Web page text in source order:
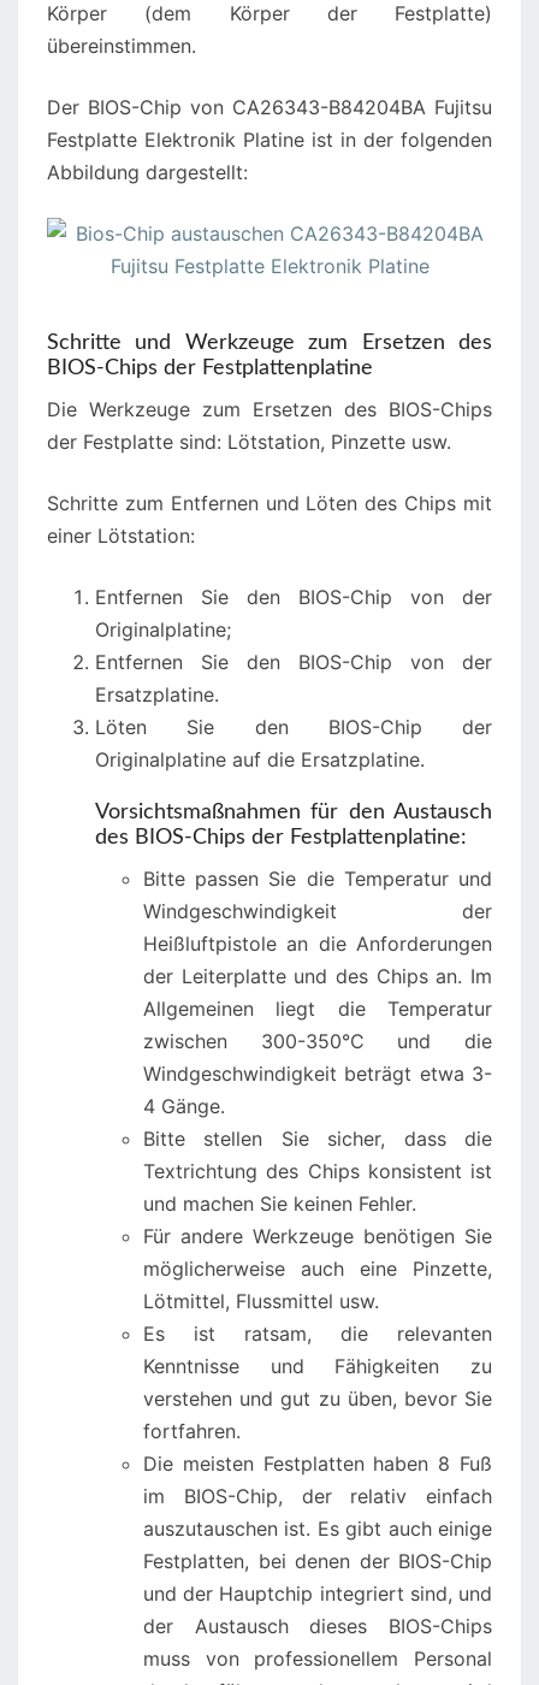
Körper (dem Körper der Festplatte)
übereinstimmen.
Der BIOS-Chip von CA26343-B84204BA Fujitsu
Festplatte Elektronik Platine ist in der folgenden
Abbildung dargestellt:
Schritte und Werkzeuge zum Ersetzen des
BIOS-Chips der Festplattenplatine
Die Werkzeuge zum Ersetzen des BIOS-Chips
der Festplatte sind: Lötstation, Pinzette usw.
Schritte zum Entfernen und Löten des Chips mit
einer Lötstation:
Entfernen Sie den BIOS-Chip von der
Originalplatine;
Entfernen Sie den BIOS-Chip von der
Ersatzplatine.
Löten Sie den BIOS-Chip der
Originalplatine auf die Ersatzplatine.
Vorsichtsmaßnahmen für den Austausch
des BIOS-Chips der Festplattenplatine:
Bitte passen Sie die Temperatur und
Windgeschwindigkeit der
Heißluftpistole an die Anforderungen
der Leiterplatte und des Chips an. Im
Allgemeinen liegt die Temperatur
zwischen 300-350°C und die
Windgeschwindigkeit beträgt etwa 3-
4 Gänge.
Bitte stellen Sie sicher, dass die
Textrichtung des Chips konsistent ist
und machen Sie keinen Fehler.
Für andere Werkzeuge benötigen Sie
möglicherweise auch eine Pinzette,
Lötmittel, Flussmittel usw.
Es ist ratsam, die relevanten
Kenntnisse und Fähigkeiten zu
verstehen und gut zu üben, bevor Sie
fortfahren.
Die meisten Festplatten haben 8 Fuß
im BIOS-Chip, der relativ einfach
auszutauschen ist. Es gibt auch einige
Festplatten, bei denen der BIOS-Chip
und der Hauptchip integriert sind, und
der Austausch dieses BIOS-Chips
muss von professionellem Personal